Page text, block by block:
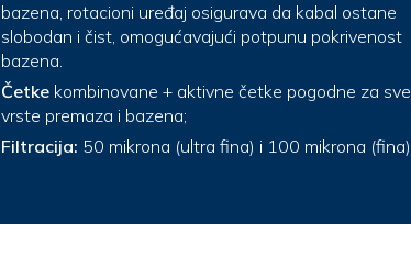
bazena, rotacioni uređaj osigurava da kabal ostane
slobodan i čist, omogućavajući potpunu pokrivenost
bazena.
Četke kombinovane + aktivne četke pogodne za sve
vrste premaza i bazena;
Filtracija: 50 mikrona (ultra fina) i 100 mikrona (fina)